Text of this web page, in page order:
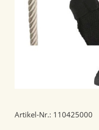
Artikel-Nr.: 110425000